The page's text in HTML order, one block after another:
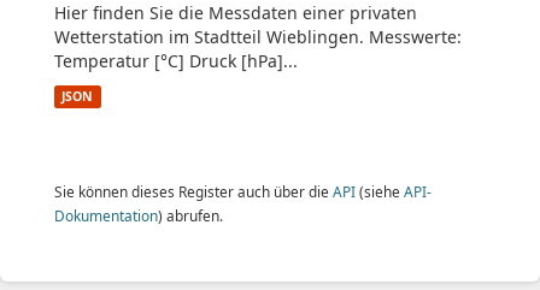
Hier finden Sie die Messdaten einer privaten
Wetterstation im Stadtteil Wieblingen. Messwerte:
Temperatur [°C] Druck [hPa]...
JSON
Sie können dieses Register auch über die API(siehe API-
Dokumentation) abrufen.